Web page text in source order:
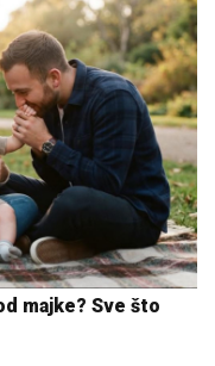
majke? Sve što